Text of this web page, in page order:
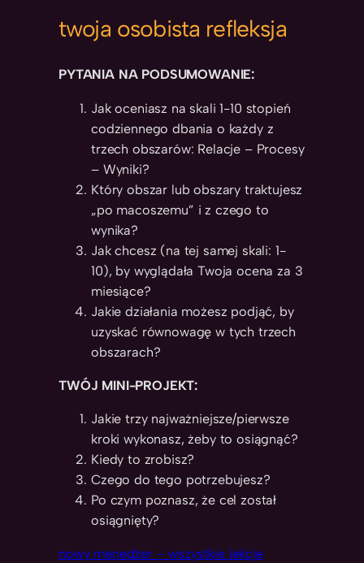
twoja osobista refleksja
PYTANIA NA PODSUMOWANIE:
Jak oceniasz na skali 1-10 stopień
codziennego dbania o każdy z
trzech obszarów: Relacje – Procesy
– Wyniki?
Który obszar lub obszary traktujesz
„po macoszemu” i z czego to
wynika?
Jak chcesz (na tej samej skali: 1-
10), by wyglądała Twoja ocena za 3
miesiące?
Jakie działania możesz podjąć, by
uzyskać równowagę w tych trzech
obszarach?
TWÓJ MINI-PROJEKT:
Jakie trzy najważniejsze/pierwsze
kroki wykonasz, żeby to osiągnąć?
Kiedy to zrobisz?
Czego do tego potrzebujesz?
Po czym poznasz, że cel został
osiągnięty?
nowy menedżer – wszystkie lekcje